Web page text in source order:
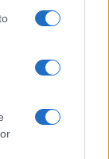
réduire la